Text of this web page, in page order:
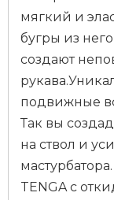
мягкий и
бугры из
создают
подвижные
Так вы
на ствол и
TENGA с